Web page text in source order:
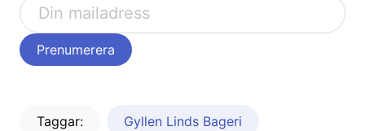
Taggar: Gyllen Linds Bageri